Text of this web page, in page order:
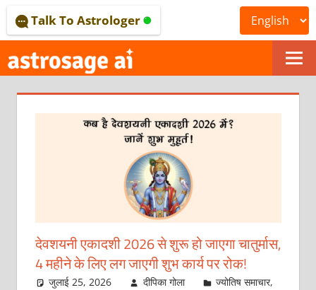
to
content
ONLINE
ASTROLOGICAL
JOURNAL
–
ASTROSAGE
MAGAZINE
Talk To Astrologer
देवशयनी एकादशी 2026 से शुरू हो जाएगा चातुर्मास,
4 महीने के लिए लग जाएगी शुभ कार्य पर रोक!
जुलाई 25, 2026 दीपिका गोला ज्योतिष समाचार,